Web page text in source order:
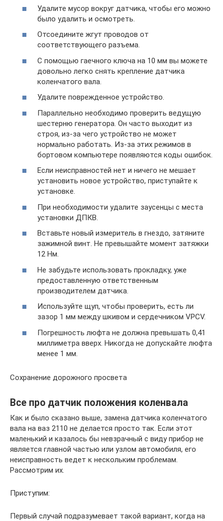
Удалите мусор вокруг датчика, чтобы его можно
было удалить и осмотреть.
Отсоедините жгут проводов от
соответствующего разъема.
С помощью гаечного ключа на 10 мм вы можете
довольно легко снять крепление датчика
коленчатого вала.
Удалите поврежденное устройство.
Параллельно необходимо проверить ведущую
шестерню генератора. Он часто выходит из
строя, из-за чего устройство не может
нормально работать. Из-за этих режимов в
бортовом компьютере появляются коды ошибок.
Если неисправностей нет и ничего не мешает
установить новое устройство, приступайте к
установке.
При необходимости удалите заусенцы с места
установки ДПКВ.
Вставьте новый измеритель в гнездо, затяните
зажимной винт. Не превышайте момент затяжки
12 Нм.
Не забудьте использовать прокладку, уже
предоставленную ответственным
производителем датчика.
Используйте щуп, чтобы проверить, есть ли
зазор 1 мм между шкивом и сердечником VPCV.
Погрешность люфта не должна превышать 0,41
миллиметра вверх. Никогда не допускайте люфта
менее 1 мм.
Сохранение дорожного просвета
Все про датчик положения коленвала
Как и было сказано выше, замена датчика коленчатого
вала на ваз 2110 не делается просто так. Если этот
маленький и казалось бы невзрачный с виду прибор не
является главной частью или узлом автомобиля, его
неисправность ведет к нескольким проблемам.
Рассмотрим их.
Приступим:
Первый случай подразумевает такой вариант, когда на